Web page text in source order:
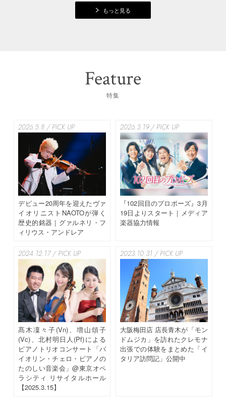
もっと見る
Feature
特集
2026.5.8 / PICK UP
デビュー20周年を迎えたヴァ
イオリニストNAOTOが弾く
歴史的銘器｜グァルネリ・フ
ィリウス・アンドレア
2026.3.19 / PICK UP
『102回目のプロポーズ』3月
19日よりスタート｜メディア
楽器協力情報
2024.12.17 / PICK UP
髙木凜々子(Vn)、増山頌子
(Vc)、北村明日人(Pf)による
ピアノトリオコンサート「バ
イオリン・チェロ・ピアノの
たのしい音楽会」@東京オペ
ラシティ リサイタルホール
【2025.3.15】
2023.10.31 / PICK UP
大阪梅田店 店長青木が「モン
ドムジカ」を訪れたクレモナ
出張での体験をまとめた「イ
タリア訪問記」公開中